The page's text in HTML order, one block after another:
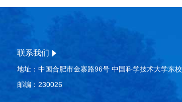
联系我们
地址：中国合肥市金寨路96号 中国科学技术大学东
邮编：230026